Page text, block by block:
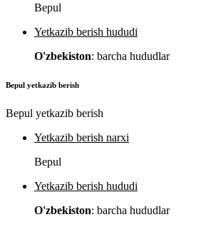
Bepul
Yetkazib berish hududi
O'zbekiston: barcha hududlar
Bepul yetkazib berish
Bepul yetkazib berish
Yetkazib berish narxi
Bepul
Yetkazib berish hududi
O'zbekiston: barcha hududlar